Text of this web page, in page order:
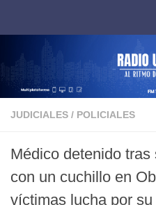
JUDICIALES / POLICIALES
Médico detenido
con un cuchillo en
víctimas lucha por